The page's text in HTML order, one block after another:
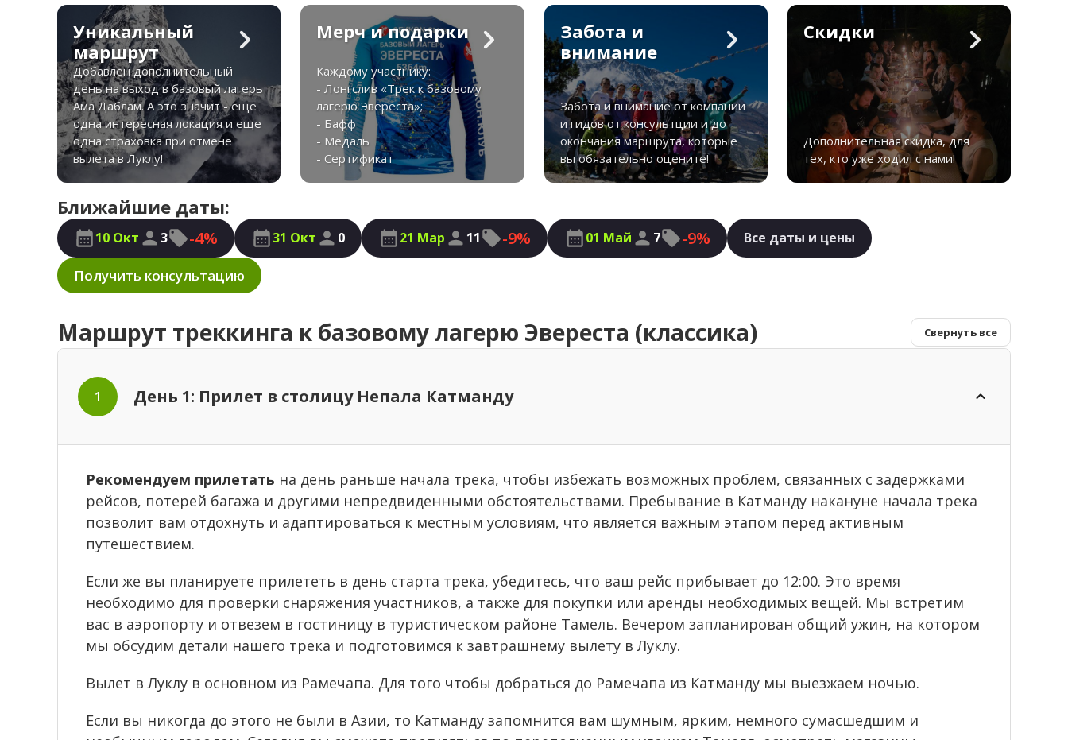
Уникальный
маршрут
Добавлен дополнительный
день на выход в базовый лагерь
Ама Даблам. А это значит - еще
одна интересная локация и еще
одна страховка при отмене
вылета в Луклу!
Мерч и подарки
Каждому участнику:
- Лонгслив «Трек к базовому
лагерю Эвереста»;
- Бафф
- Медаль
- Сертификат
Забота и
внимание
Забота и внимание от компании
и гидов от консультции и до
окончания маршрута, которые
вы обязательно оцените!
Скидки
Дополнительная скидка, для
тех, кто уже ходил с нами!
Ближайшие даты:
10 Окт 3 -4% 31 Окт 0 21 Мар 11 -9% 01 Май 7 -9% Все даты и цены
Получить консультацию
Маршрут треккинга к базовому лагерю Эвереста (классика) Свернуть все
1 День 1: Прилет в столицу Непала Катманду
Рекомендуем прилетать на день раньше начала трека, чтобы избежать возможных проблем, связанных с задержками
рейсов, потерей багажа и другими непредвиденными обстоятельствами. Пребывание в Катманду накануне начала трека
позволит вам отдохнуть и адаптироваться к местным условиям, что является важным этапом перед активным
путешествием.
Если же вы планируете прилететь в день старта трека, убедитесь, что ваш рейс прибывает до 12:00. Это время
необходимо для проверки снаряжения участников, а также для покупки или аренды необходимых вещей. Мы встретим
вас в аэропорту и отвезем в гостиницу в туристическом районе Тамель. Вечером запланирован общий ужин, на котором
мы обсудим детали нашего трека и подготовимся к завтрашнему вылету в Луклу.
Вылет в Луклу в основном из Рамечапа. Для того чтобы добраться до Рамечапа из Катманду мы выезжаем ночью.
Если вы никогда до этого не были в Азии, то Катманду запомнится вам шумным, ярким, немного сумасшедшим и